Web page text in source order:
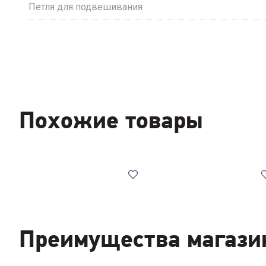
Петля для подвешивания
Похожие товары
Преимущества